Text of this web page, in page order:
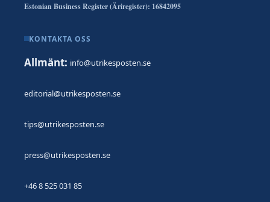
Estonian Business Register (Äriregister): 16842095
KONTAKTA OSS
Allmänt: info@utrikesposten.se
editorial@utrikesposten.se
tips@utrikesposten.se
press@utrikesposten.se
+46 8 525 031 85